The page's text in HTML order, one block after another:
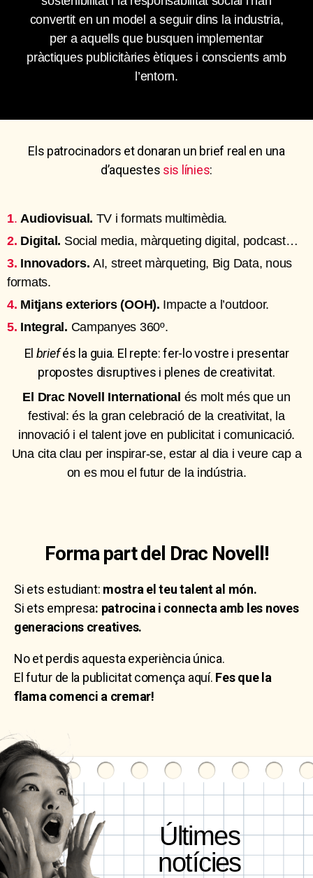
convertit en un model a seguir dins la industria,
per a aquells que busquen implementar
pràctiques publicitàries ètiques i conscients amb
l’entorn.
Els patrocinadors et donaran un brief real en una
d’aquestes sis línies:
1. Audiovisual. TV i formats multimèdia.
2. Digital. Social media, màrqueting digital, podcast…
3. Innovadors. AI, street màrqueting, Big Data, nous
formats.
4. Mitjans exteriors (OOH). Impacte a l’outdoor.
5. Integral. Campanyes 360º.
El briefés la guia. El repte: fer-lo vostre i presentar
propostes disruptives i plenes de creativitat.
El Drac Novell International és molt més que un
festival: és la gran celebració de la creativitat, la
innovació i el talent jove en publicitat i comunicació.
Una cita clau per inspirar-se, estar al dia i veure cap a
on es mou el futur de la indústria.
Forma part del Drac Novell!
Si ets estudiant: mostra el teu talent al món.
Si ets empresa: patrocina i connecta amb les noves
generacions creatives.
No et perdis aquesta experiència única.
El futur de la publicitat comença aquí. Fes que la
flama comenci a cremar!
Últimes
notícies